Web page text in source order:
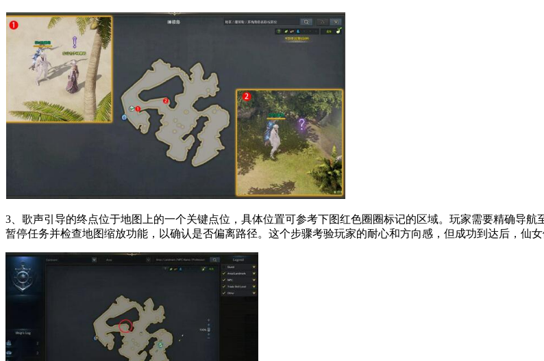
3、歌声引导的终点位于地图上的一个关键点位，具体位置可参考下图红色圈圈标记的区域。玩家需要精确导
暂停任务并检查地图缩放功能，以确认是否偏离路径。这个步骤考验玩家的耐心和方向感，但成功到达后，仙女